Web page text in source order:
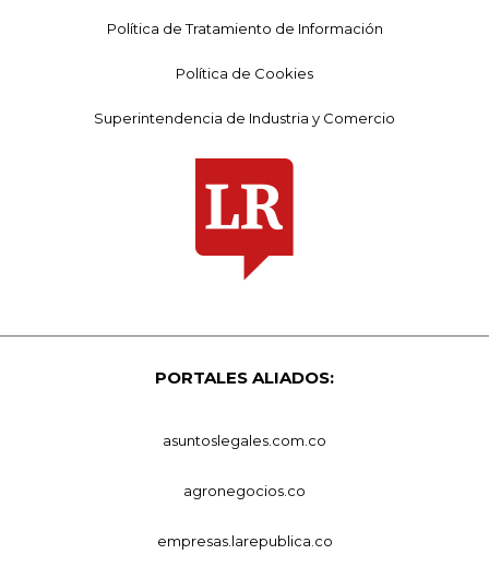
Política de Tratamiento de Información
Política de Cookies
Superintendencia de Industria y Comercio
PORTALES ALIADOS:
asuntoslegales.com.co
agronegocios.co
empresas.larepublica.co